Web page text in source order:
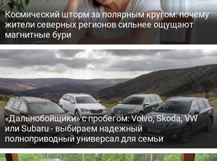
Космический шторм за полярным кругом: почему
жители северных регионов сильнее ощущают
магнитные бури
«Дальнобойщики» с пробегом: Volvo, Skoda, VW
или Subaru - выбираем надежный
полноприводный универсал для семьи